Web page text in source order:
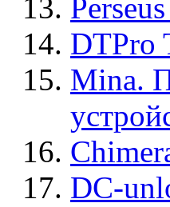
DTPro
Mina.
DC-